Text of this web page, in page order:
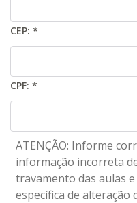
CEP: *
CPF: *
ATENÇÃO: Informe
informação incorreta
travamento das aulas
específica de alteração